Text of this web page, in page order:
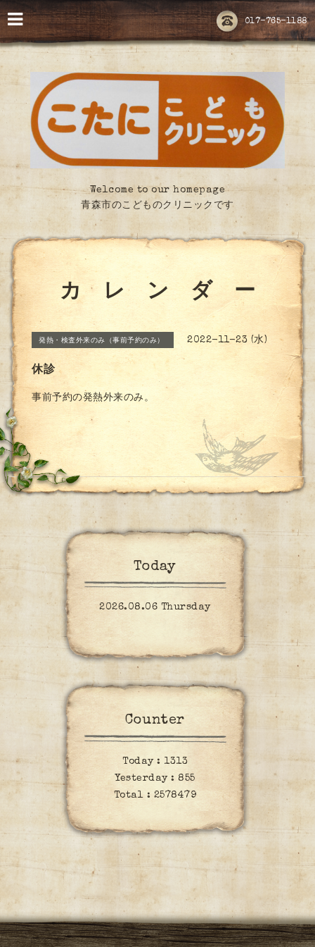
017-765-1188
Welcome to our homepage
青森市のこどものクリニックです
カ レ ン ダ ー
発熱・検査外来のみ（事前予約のみ） 2022-11-23 (水)
休診
事前予約の発熱外来のみ。
Today
2026.08.06 Thursday
Counter
Today : 1313
Yesterday : 855
Total : 2578479